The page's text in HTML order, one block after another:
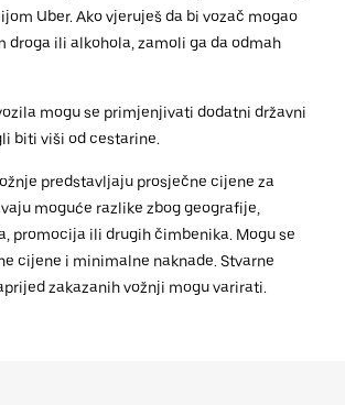
Uber. Ako vjeruješ da bi vozač mogao
droga ili alkohola, zamoli ga da odmah
mogu se primjenjivati dodatni državni
biti viši od cestarine.
predstavljaju prosječne cijene za
moguće razlike zbog geografije,
promocija ili drugih čimbenika. Mogu se
cijene i minimalne naknade. Stvarne
zakazanih vožnji mogu varirati.